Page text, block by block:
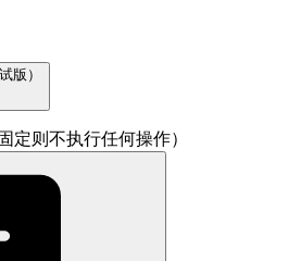
版）
定则不执行任何操作）